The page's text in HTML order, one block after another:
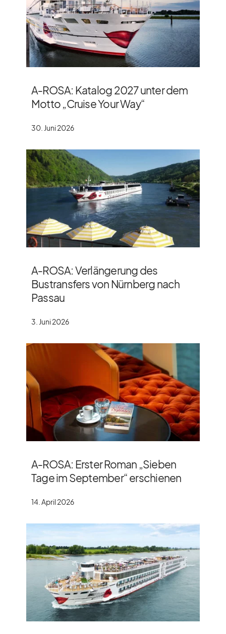
A‑ROSA: Katalog 2027 unter dem
Motto „Cruise Your Way“
30. Juni 2026
A‑ROSA: Verlängerung des
Bustransfers von Nürnberg nach
Passau
3. Juni 2026
A‑ROSA: Erster Roman „Sieben
Tage im September“ erschienen
14. April 2026